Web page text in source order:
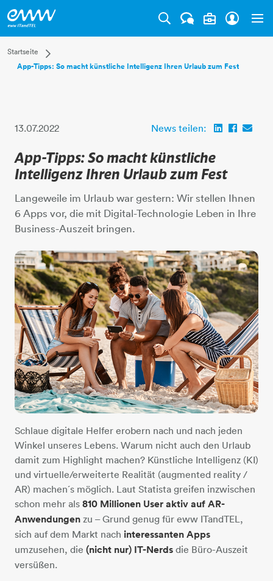
Startseite
Dropdown Startseite
Privatkunden
App-Tipps: So macht künstliche Intelligenz Ihren Urlaub zum Fest
13.07.2022 News teilen:
App-Tipps: So macht künstliche
Intelligenz Ihren Urlaub zum Fest
Langeweile im Urlaub war gestern: Wir stellen Ihnen
6 Apps vor, die mit Digital-Technologie Leben in Ihre
Business-Auszeit bringen.
Schlaue digitale Helfer erobern nach und nach jeden
Winkel unseres Lebens. Warum nicht auch den Urlaub
damit zum Highlight machen? Künstliche Intelligenz (KI)
und virtuelle/erweiterte Realität (augmented reality /
AR) machen´s möglich. Laut Statista greifen inzwischen
schon mehr als 810 Millionen User aktiv auf AR-
Anwendungen zu – Grund genug für eww ITandTEL,
sich auf dem Markt nach interessanten Apps
umzusehen, die (nicht nur) IT-Nerds die Büro-Auszeit
versüßen.